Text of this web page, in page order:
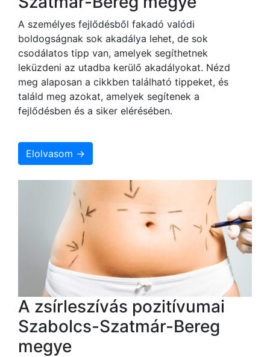
A személyes fejlődésből fakadó valódi
boldogságnak sok akadálya lehet, de sok
csodálatos tipp van, amelyek segíthetnek
leküzdeni az utadba kerülő akadályokat. Nézd
meg alaposan a cikkben található tippeket, és
találd meg azokat, amelyek segítenek a
fejlődésben és a siker elérésében.
Elolvasom →
A zsírleszívás pozitívumai
Szabolcs-Szatmár-Bereg
megye